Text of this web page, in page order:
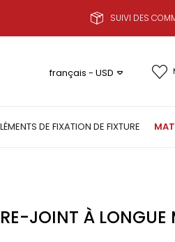
SUIVI DES
français - USD
DE FIXATION DE FIXTURE
JOINT À